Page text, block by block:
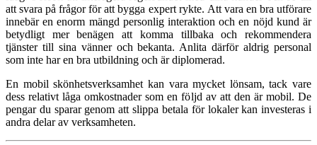
att svara på frågor för att bygga expert rykte. Att vara en bra utförare
innebär en enorm mängd personlig interaktion och en nöjd kund är
betydligt mer benägen att komma tillbaka och rekommendera
tjänster till sina vänner och bekanta. Anlita därför aldrig personal
som inte har en bra utbildning och är diplomerad.
En mobil skönhetsverksamhet kan vara mycket lönsam, tack vare
dess relativt låga omkostnader som en följd av att den är mobil. De
pengar du sparar genom att slippa betala för lokaler kan investeras i
andra delar av verksamheten.